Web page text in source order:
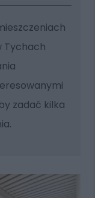
Tychach
zadać kilka